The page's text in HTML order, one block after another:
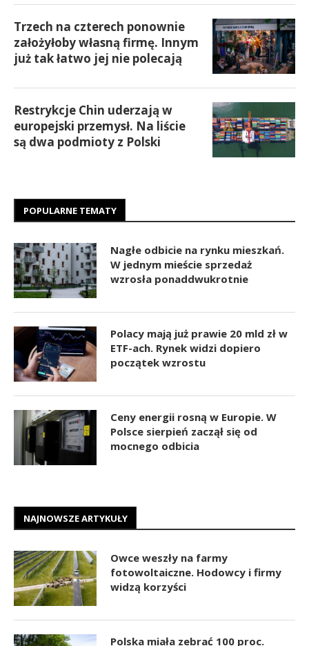
Trzech na czterech ponownie
założyłoby własną firmę. Innym
już tak łatwo jej nie polecają
Restrykcje Chin uderzają w
europejski przemysł. Na liście
są dwa podmioty z Polski
POPULARNE TEMATY
Nagłe odbicie na rynku mieszkań.
W jednym mieście sprzedaż
wzrosła ponaddwukrotnie
Polacy mają już prawie 20 mld zł w
ETF-ach. Rynek widzi dopiero
początek wzrostu
Ceny energii rosną w Europie. W
Polsce sierpień zaczął się od
mocnego odbicia
NAJNOWSZE ARTYKUŁY
Owce weszły na farmy
fotowoltaiczne. Hodowcy i firmy
widzą korzyści
Polska miała zebrać 100 proc.